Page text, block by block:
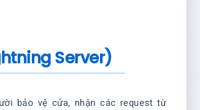
Server)
bảo vệ cửa, nhận các request từ